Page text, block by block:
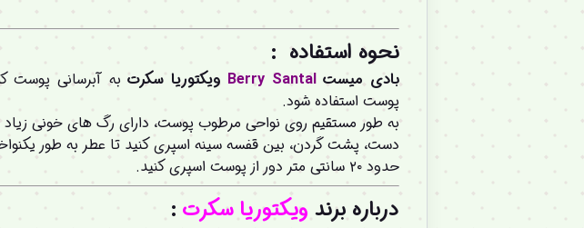
نحوه استفاده :
بادی میست Berry Santal ویکتوریا سکرت به آبرسانی پوست
پوست استفاده شود.
به طور مستقیم روی نواحی مرطوب پوست، دارای رگ های خونی
دست، پشت گردن، بین قفسه سینه اسپری کنید تا عطر به طور
حدود ۲۰ سانتی متر دور از پوست اسپری کنید.
درباره برند ویکتوریا سکرت :